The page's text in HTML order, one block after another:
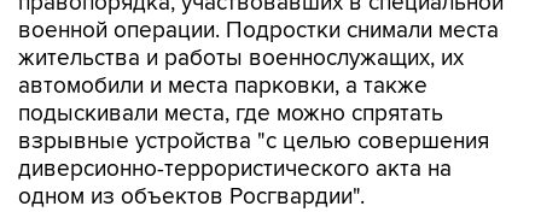
военной операции. Подростки снимали места
жительства и работы военнослужащих, их
автомобили и места парковки, а также
подыскивали места, где можно спрятать
взрывные устройства "с целью совершения
диверсионно-террористического акта на
одном из объектов Росгвардии".